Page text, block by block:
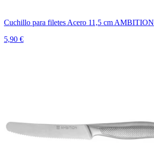
Cuchillo para filetes Acero 11,5 cm AMBITION
5,90 €